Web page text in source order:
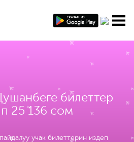
билеттер
25 136 сом
учак билеттерин издеп